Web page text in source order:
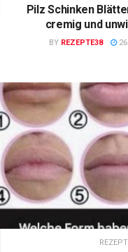
Pilz Schinken
cremig und
BY REZEPTE38 26